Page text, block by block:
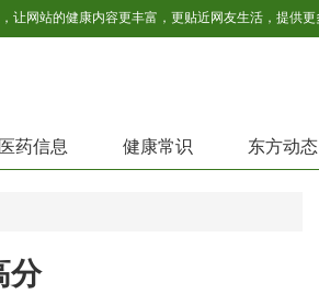
医药信息 健康常识 东方动态
分